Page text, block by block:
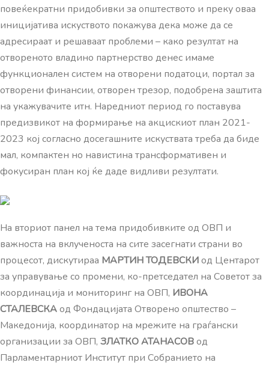
повеќекратни придобивки за општеството и преку оваа
иницијатива искуството покажува дека може да се
адресираат и решаваат проблеми – како резултат на
отвореното владино партнерство денес имаме
функционален систем на отворени податоци, портал за
отворени финансии, отворен трезор, подобрена заштита
на укажувачите итн. Наредниот период го поставува
предизвикот на формирање на акцискиот план 2021-
2023 кој согласно досегашните искуствата треба да биде
мал, компактен но навистина трансформативен и
фокусиран план кој ќе даде видливи резултати.
На вториот панел на тема придобивките од ОВП и
важноста на вклученоста на сите засегнати страни во
процесот, дискутираа МАРТИН ТОДЕВСКИод Центарот
за управување со промени, ко-претседател на Советот за
координација и мониторинг на ОВП, ИВОНА
СТАЛЕВСКАод Фондацијата Отворено општество –
Македонија, координатор на мрежите на граѓански
организации за ОВП, ЗЛАТКО АТАНАСОВод
Парламентарниот Институт при Собранието на